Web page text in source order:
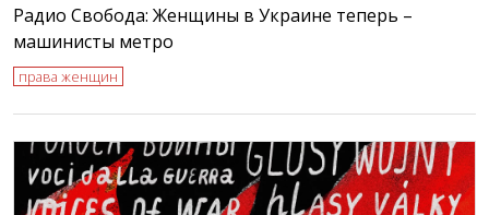
Радио Свобода: Женщины в Украине теперь –
машинисты метро
права женщин